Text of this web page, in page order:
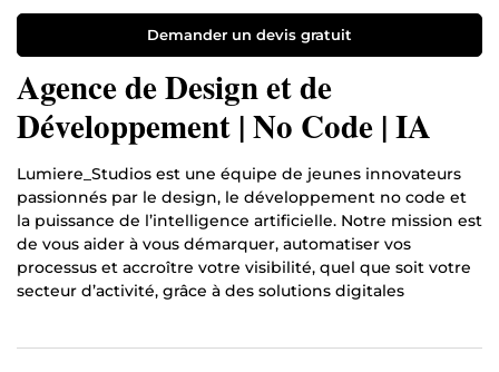
Demander un devis gratuit
Agence de Design et de
Développement | No Code | IA
Lumiere_Studios est une équipe de jeunes innovateurs
passionnés par le design, le développement no code et
la puissance de l’intelligence artificielle. Notre mission est
de vous aider à vous démarquer, automatiser vos
processus et accroître votre visibilité, quel que soit votre
secteur d’activité, grâce à des solutions digitales
Nous intervenons pour :